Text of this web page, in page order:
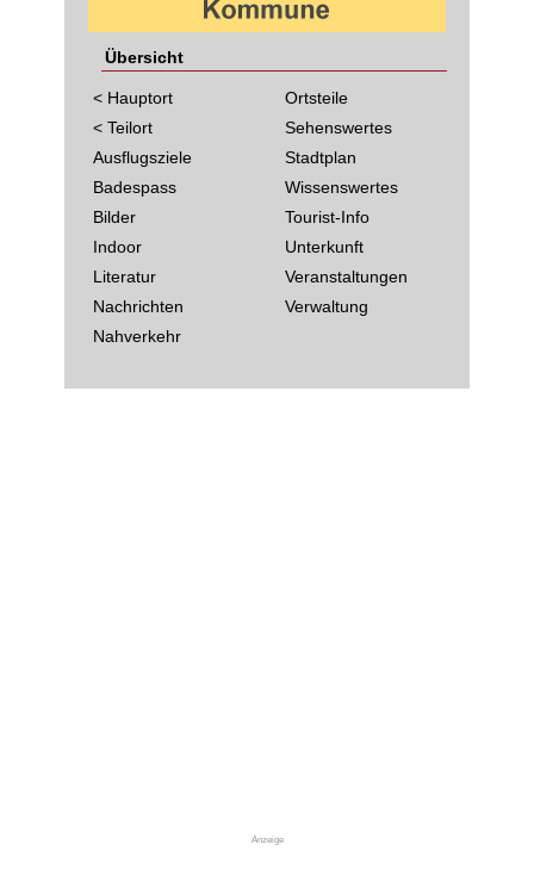
Übersicht
< Hauptort
< Teilort
Ausflugsziele
Badespass
Bilder
Indoor
Literatur
Nachrichten
Nahverkehr
Ortsteile
Sehenswertes
Stadtplan
Wissenswertes
Tourist-Info
Unterkunft
Veranstaltungen
Verwaltung
Anzeige